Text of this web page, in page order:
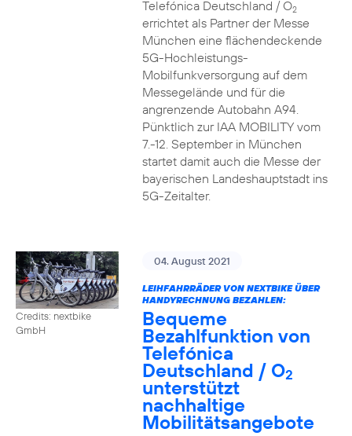
Telefónica Deutschland / O2
errichtet als Partner der Messe
München eine flächendeckende
5G-Hochleistungs-
Mobilfunkversorgung auf dem
Messegelände und für die
angrenzende Autobahn A94.
Pünktlich zur IAA MOBILITY vom
7.-12. September in München
startet damit auch die Messe der
bayerischen Landeshauptstadt ins
5G-Zeitalter.
Credits: nextbike
GmbH
04. August 2021
LEIHFAHRRÄDER VON NEXTBIKE ÜBER
HANDYRECHNUNG BEZAHLEN:
Bequeme
Bezahlfunktion von
Telefónica
Deutschland / O2
unterstützt
nachhaltige
Mobilitätsangebote